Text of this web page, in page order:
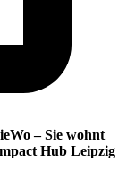
– Sie wohnt
Hub Leipzig